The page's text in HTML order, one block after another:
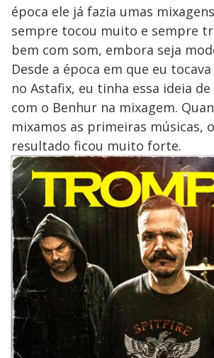
época ele já fazia umas
sempre tocou muito e sempre
bem com som, embora seja
Desde a época em que eu
no Astafix, eu tinha essa ideia
com o Benhur na mixagem.
mixamos as primeiras músicas,
resultado ficou muito forte.